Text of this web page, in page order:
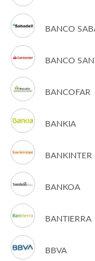
BANCO
BANCO
BANCOFAR
BANKIA
BANKINTER
BANKOA
BANTIERRA
BBVA